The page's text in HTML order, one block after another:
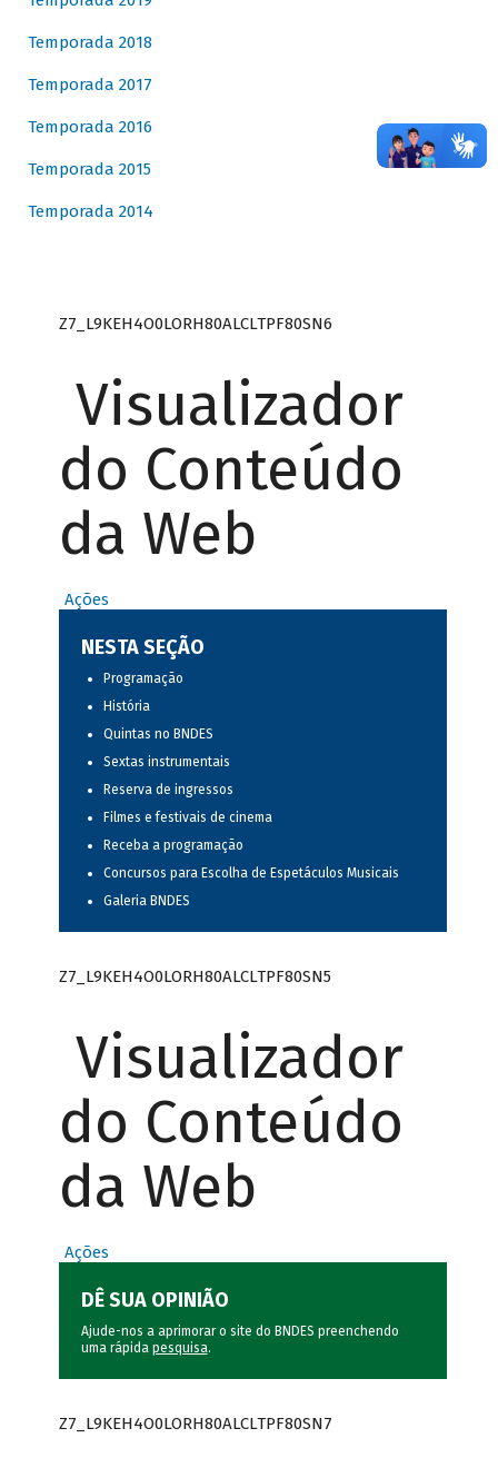
Temporada 2018
Temporada 2017
Temporada 2016
Temporada 2015
Temporada 2014
Z7_L9KEH4O0LORH80ALCLTPF80SN6
Visualizador
do Conteúdo
da Web
Ações
NESTA SEÇÃO
Programação
História
Quintas no BNDES
Sextas instrumentais
Reserva de ingressos
Filmes e festivais de cinema
Receba a programação
Concursos para Escolha de Espetáculos Musicais
Galeria BNDES
Z7_L9KEH4O0LORH80ALCLTPF80SN5
Visualizador
do Conteúdo
da Web
Ações
DÊ SUA OPINIÃO
Ajude-nos a aprimorar o site do BNDES preenchendo
uma rápida pesquisa.
Z7_L9KEH4O0LORH80ALCLTPF80SN7